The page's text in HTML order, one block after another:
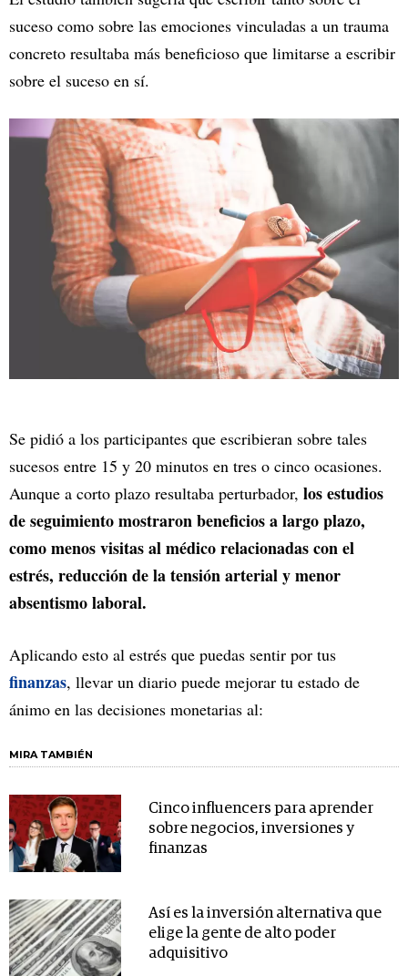
suceso como sobre las emociones vinculadas a un trauma
concreto resultaba más beneficioso que limitarse a escribir
sobre el suceso en sí.
Se pidió a los participantes que escribieran sobre tales
sucesos entre 15 y 20 minutos en tres o cinco ocasiones.
Aunque a corto plazo resultaba perturbador, los estudios
de seguimiento mostraron beneficios a largo plazo,
como menos visitas al médico relacionadas con el
estrés, reducción de la tensión arterial y menor
absentismo laboral.
Aplicando esto al estrés que puedas sentir por tus
finanzas, llevar un diario puede mejorar tu estado de
ánimo en las decisiones monetarias al:
MIRA TAMBIÉN
Cinco influencers para aprender
sobre negocios, inversiones y
finanzas
Así es la inversión alternativa que
elige la gente de alto poder
adquisitivo